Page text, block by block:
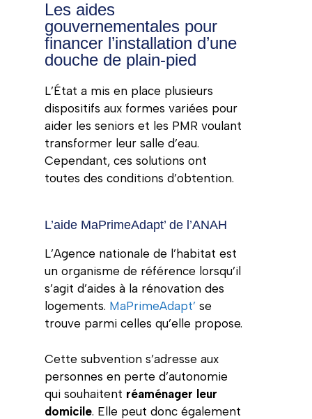
Les aides
gouvernementales pour
financer l’installation d’une
douche de plain-pied
L’État a mis en place plusieurs
dispositifs aux formes variées pour
aider les seniors et les PMR voulant
transformer leur salle d’eau.
Cependant, ces solutions ont
toutes des conditions d’obtention.
L’aide MaPrimeAdapt’ de l’ANAH
L’Agence nationale de l’habitat est
un organisme de référence lorsqu’il
s’agit d’aides à la rénovation des
logements. MaPrimeAdapt’ se
trouve parmi celles qu’elle propose.
Cette subvention s’adresse aux
personnes en perte d’autonomie
qui souhaitent réaménager leur
domicile. Elle peut donc également